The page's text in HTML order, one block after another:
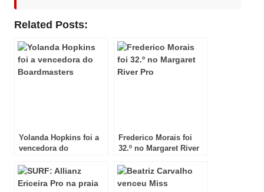
Related Posts:
Yolanda Hopkins foi a
vencedora do
Frederico Morais foi
32.º no Margaret River